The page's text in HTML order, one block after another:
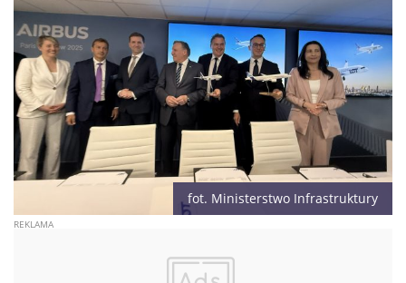
fot. Ministerstwo Infrastruktury